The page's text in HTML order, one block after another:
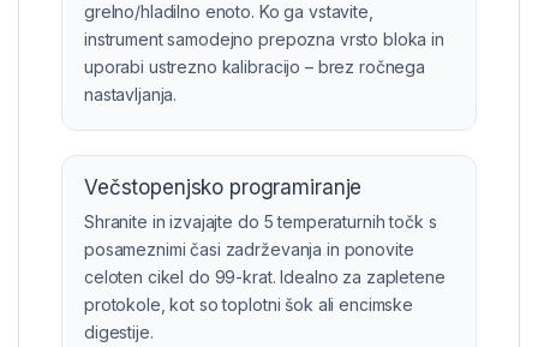
grelno/hladilno enoto. Ko ga vstavite,
instrument samodejno prepozna vrsto bloka in
uporabi ustrezno kalibracijo – brez ročnega
nastavljanja.
Večstopenjsko programiranje
Shranite in izvajajte do 5 temperaturnih točk s
posameznimi časi zadrževanja in ponovite
celoten cikel do 99-krat. Idealno za zapletene
protokole, kot so toplotni šok ali encimske
digestije.